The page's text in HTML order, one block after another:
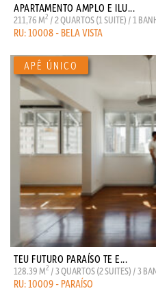
APARTAMENTO AMPLO E ILU...
211,76 M2 / 2 QUARTOS (1 SUITE) / 1
RU: 10008 - BELA VISTA
TEU FUTURO PARAÍSO TE E...
128.39 M2 / 3 QUARTOS (2 SUITES) / 3
RU: 10009 - PARAÍSO